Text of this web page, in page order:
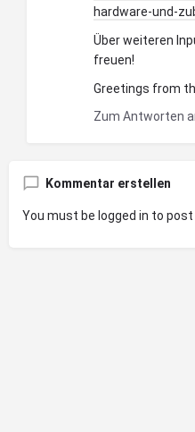
hardware-und-
Über weiteren
freuen!
Greetings from
Zum Antworten
Kommentar erstellen
You must be logged in to post